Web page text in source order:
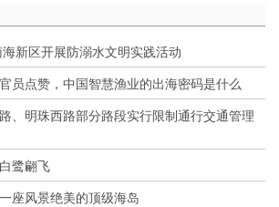
新区开展防溺水文明实践活动
员点赞，中国智慧渔业的出海密码是什么
、明珠西路部分路段实行限制通行交通管理
鹭翩飞
座风景绝美的顶级海岛